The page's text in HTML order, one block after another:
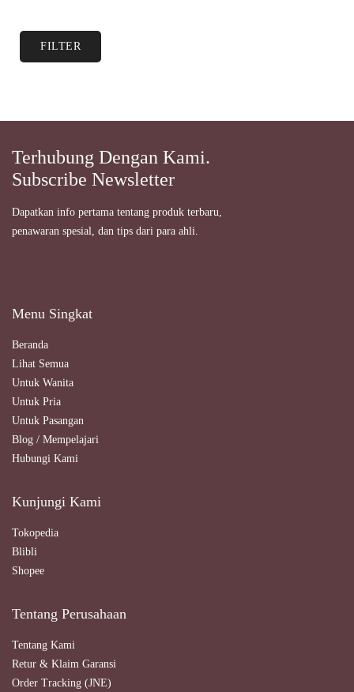
FILTER
Terhubung Dengan Kami.
Subscribe Newsletter
Dapatkan info pertama tentang produk terbaru,
penawaran spesial, dan tips dari para ahli.
Menu Singkat
Beranda
Lihat Semua
Untuk Wanita
Untuk Pria
Untuk Pasangan
Blog / Mempelajari
Hubungi Kami
Kunjungi Kami
Tokopedia
Blibli
Shopee
Tentang Perusahaan
Tentang Kami
Retur & Klaim Garansi
Order Tracking (JNE)